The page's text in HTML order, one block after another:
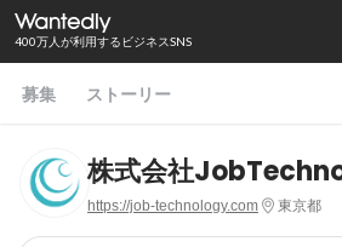
400万人が利用するビジネスSNS
募集 ストーリー
株式会社
https://job-technology.com 東京都